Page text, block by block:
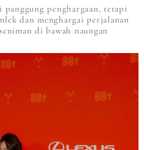
penghargaan, tetapi
dan menghargai perjalanan
di bawah naungan